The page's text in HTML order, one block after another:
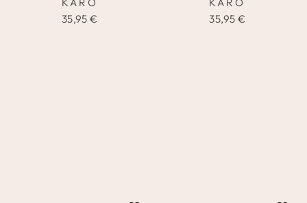
35,95 €
35,95 €